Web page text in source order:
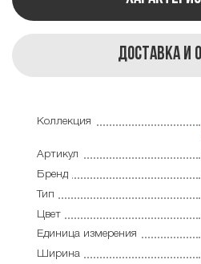
Доставка и
Коллекция
Артикул
Бренд
Тип
Цвет
Единица измерения
Ширина